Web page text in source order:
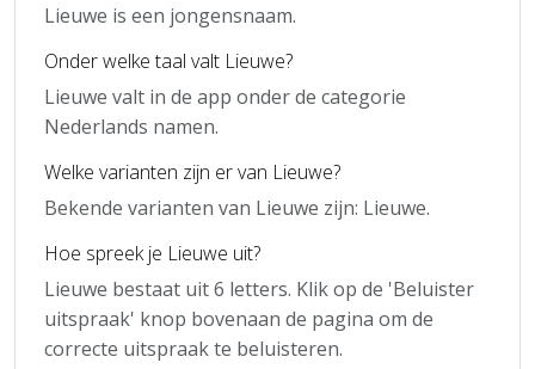
Lieuwe is een jongensnaam.
Onder welke taal valt Lieuwe?
Lieuwe valt in de app onder de categorie
Nederlands namen.
Welke varianten zijn er van Lieuwe?
Bekende varianten van Lieuwe zijn: Lieuwe.
Hoe spreek je Lieuwe uit?
Lieuwe bestaat uit 6 letters. Klik op de 'Beluister
uitspraak' knop bovenaan de pagina om de
correcte uitspraak te beluisteren.